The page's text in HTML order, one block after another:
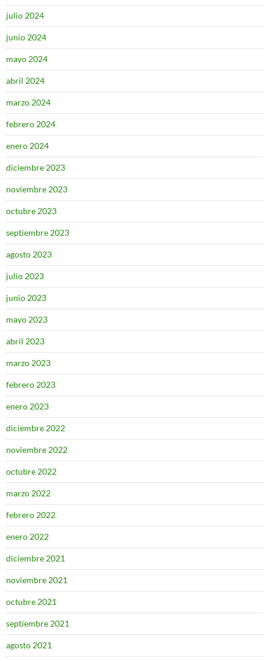
julio 2024
junio 2024
mayo 2024
abril 2024
marzo 2024
febrero 2024
enero 2024
diciembre 2023
noviembre 2023
octubre 2023
septiembre 2023
agosto 2023
julio 2023
junio 2023
mayo 2023
abril 2023
marzo 2023
febrero 2023
enero 2023
diciembre 2022
noviembre 2022
octubre 2022
marzo 2022
febrero 2022
enero 2022
diciembre 2021
noviembre 2021
octubre 2021
septiembre 2021
agosto 2021